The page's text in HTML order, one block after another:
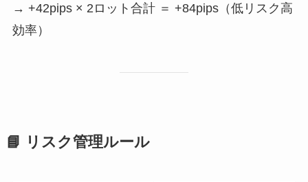
→ +42pips × 2ロット合計 ＝ +84pips（低リスク高
効率）
📘 リスク管理ルール